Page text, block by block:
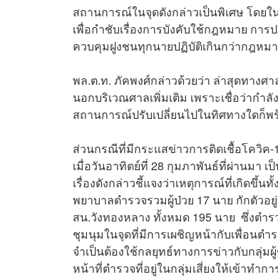
สถานการณ์ในจุดดังกล่าวเป็นพิเศษ โด
เพื่อกำชับเรื่องการบังคับใช้กฎหมาย กา
ควบคุมฝูงชนทุกนายปฏิบัติเกินกว่ากฎหม
พล.ต.ท. ภัคพงศ์กล่าวด้วยว่า ล่าสุดทางศ
นอกบริเวณศาลเพิ่มเติม เพราะเชื่อว่าก
สถานการณ์ปรับเปลี่ยนไปในทิศทางใดก็พ
ส่วนกรณีที่มีกระแสข่าวการติดเชื้อโควิค-
เมื่อวันอาทิตย์ที่ 28 กุมภาพันธ์ที่ผ่านมา เ
เรื่องดังกล่าวชี้แจงว่าเหตุการณ์ที่เกิดขึ้น
พยาบาลตำรวจรวมผู้ป่วย 17 นาย กักตัว
สน.วังทองหลาง ทั้งหมด 195 นาย ซึ่งตำ
ชุมนุมในจุดที่มีการเผชิญหน้ากับเพื่อนตำ
จำเป็นต้องใช้กลยุทธ์ทางการข่าวกับกลุ่
หน้าที่ตำรวจที่อยู่ในกลุ่มเสี่ยงให้เข้าทำก